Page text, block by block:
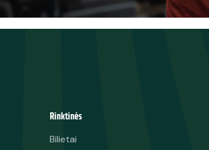
Rinktinės
Bilietai